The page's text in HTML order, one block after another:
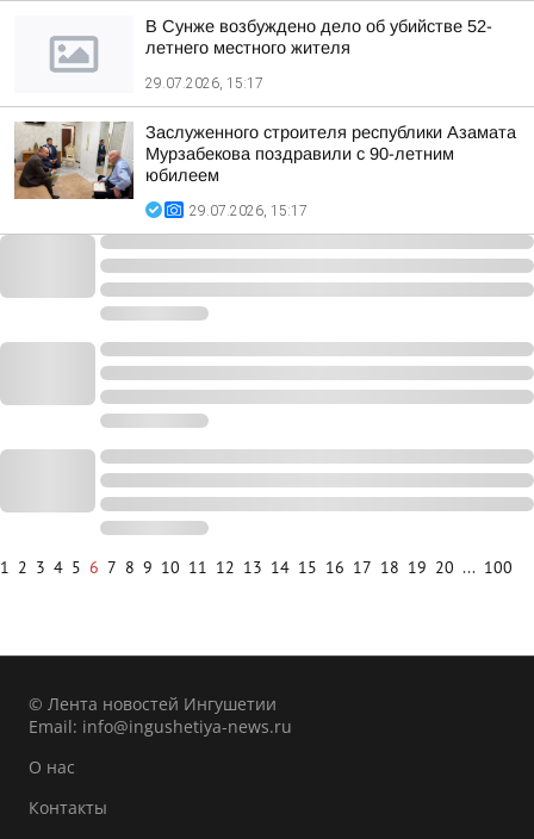
В Сунже возбуждено дело об убийстве 52-
летнего местного жителя
29.07.2026, 15:17
Заслуженного строителя республики Азамата
Мурзабекова поздравили с 90-летним
юбилеем
29.07.2026, 15:17
1 2 3 4 5 6 7 8 9 10 11 12 13 14 15 16 17 18 19 20 ... 100
© Лента новостей Ингушетии
Email: info@ingushetiya-news.ru
О нас
Контакты